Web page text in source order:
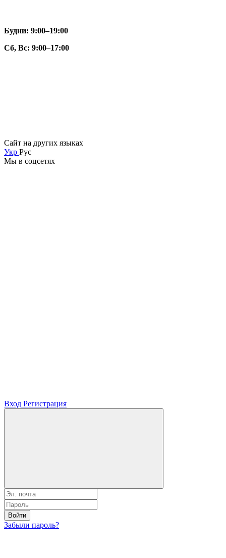
Будни: 9:00–19:00
Сб, Вс: 9:00–17:00
Сайт на других языках
Укр Рус
Мы в соцсетях
Вход Регистрация
Войти
Забыли пароль?